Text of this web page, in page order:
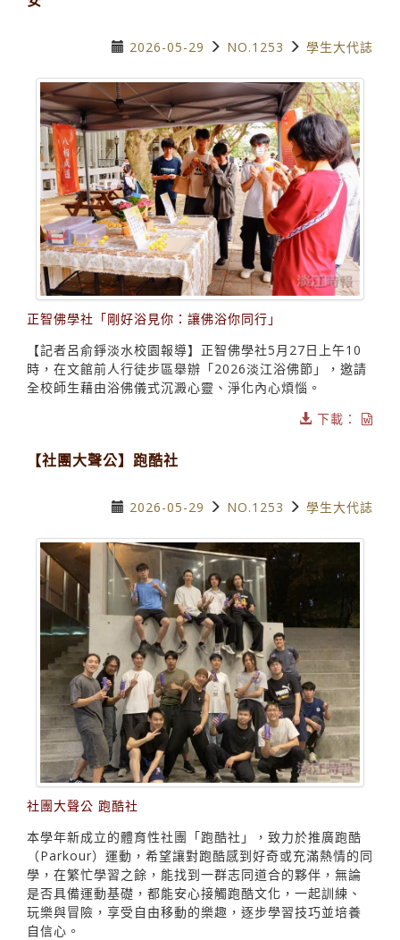
2026-05-29 NO.1253 學生大代誌
正智佛學社「剛好浴見你：讓佛浴你同行」
【記者呂俞錚淡水校園報導】正智佛學社5月27日上午10
時，在文館前人行徒步區舉辦「2026淡江浴佛節」，邀請
全校師生藉由浴佛儀式沉澱心靈、淨化內心煩惱。
下載：
【社團大聲公】跑酷社
2026-05-29 NO.1253 學生大代誌
社團大聲公 跑酷社
本學年新成立的體育性社團「跑酷社」，致力於推廣跑酷
（Parkour）運動，希望讓對跑酷感到好奇或充滿熱情的同
學，在繁忙學習之餘，能找到一群志同道合的夥伴，無論
是否具備運動基礎，都能安心接觸跑酷文化，一起訓練、
玩樂與冒險，享受自由移動的樂趣，逐步學習技巧並培養
自信心。